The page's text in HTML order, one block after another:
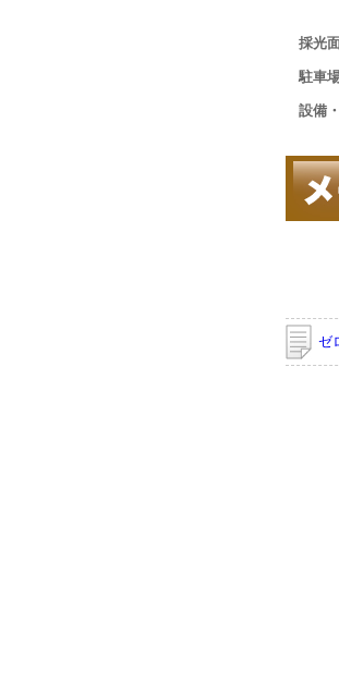
採光
駐車
設備
ゼ